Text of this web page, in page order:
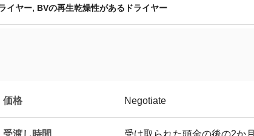
イヤー, BVの再生乾燥性があるドライヤー
価格 Negotiate
受渡し時間 受け取られた頭金の後の2か月